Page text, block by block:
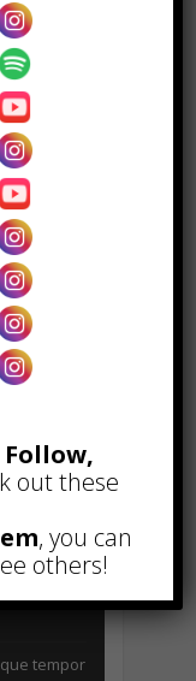
termine,
per
tempor
Follow,
out these
, you can
others!